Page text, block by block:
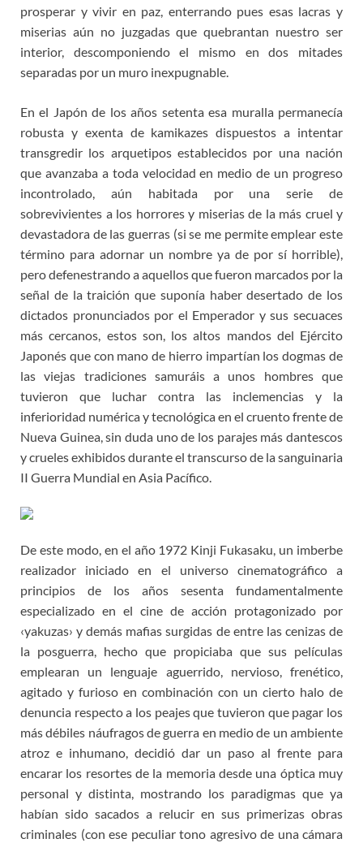
prosperar y vivir en paz, enterrando pues esas lacras y
miserias aún no juzgadas que quebrantan nuestro ser
interior, descomponiendo el mismo en dos mitades
separadas por un muro inexpugnable.
En el Japón de los años setenta esa muralla permanecía
robusta y exenta de kamikazes dispuestos a intentar
transgredir los arquetipos establecidos por una nación
que avanzaba a toda velocidad en medio de un progreso
incontrolado, aún habitada por una serie de
sobrevivientes a los horrores y miserias de la más cruel y
devastadora de las guerras (si se me permite emplear este
término para adornar un nombre ya de por sí horrible),
pero defenestrando a aquellos que fueron marcados por la
señal de la traición que suponía haber desertado de los
dictados pronunciados por el Emperador y sus secuaces
más cercanos, estos son, los altos mandos del Ejército
Japonés que con mano de hierro impartían los dogmas de
las viejas tradiciones samuráis a unos hombres que
tuvieron que luchar contra las inclemencias y la
inferioridad numérica y tecnológica en el cruento frente de
Nueva Guinea, sin duda uno de los parajes más dantescos
y crueles exhibidos durante el transcurso de la sanguinaria
II Guerra Mundial en Asia Pacífico.
De este modo, en el año 1972 Kinji Fukasaku, un imberbe
realizador iniciado en el universo cinematográfico a
principios de los años sesenta fundamentalmente
especializado en el cine de acción protagonizado por
‹yakuzas› y demás mafias surgidas de entre las cenizas de
la posguerra, hecho que propiciaba que sus películas
emplearan un lenguaje aguerrido, nervioso, frenético,
agitado y furioso en combinación con un cierto halo de
denuncia respecto a los peajes que tuvieron que pagar los
más débiles náufragos de guerra en medio de un ambiente
atroz e inhumano, decidió dar un paso al frente para
encarar los resortes de la memoria desde una óptica muy
personal y distinta, mostrando los paradigmas que ya
habían sido sacados a relucir en sus primerizas obras
criminales (con ese peculiar tono agresivo de una cámara